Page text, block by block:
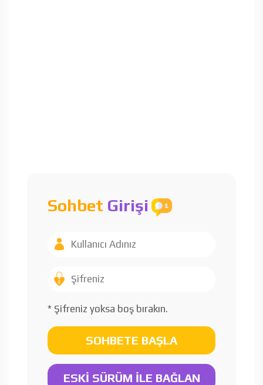
Sohbet Girişi
* Şifreniz yoksa boş bırakın.
SOHBETE BAŞLA
ESKİ SÜRÜM İLE BAĞLAN